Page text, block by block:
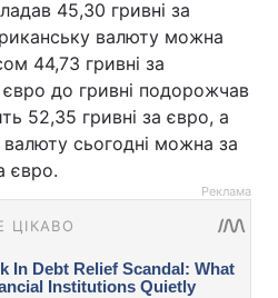
45,30 гривні за
валюту можна
44,73 гривні за
до гривні подорожчав
52,35 гривні за євро, а
сьогодні можна за
євро.
Реклама